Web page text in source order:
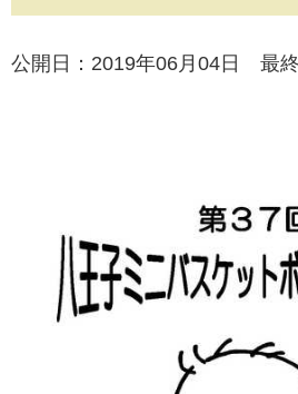
公開日：2019年06月04日 最